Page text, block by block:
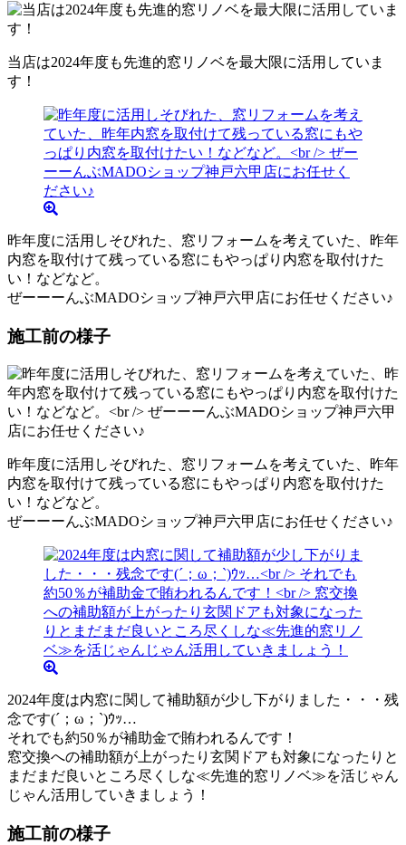
当店は2024年度も先進的窓リノベを最大限に活用していま
す！
昨年度に活用しそびれた、窓リフォームを考えていた、昨年
内窓を取付けて残っている窓にもやっぱり内窓を取付けた
い！などなど。
ぜーーーんぶMADOショップ神戸六甲店にお任せください♪
施工前の様子
昨年度に活用しそびれた、窓リフォームを考えていた、昨年
内窓を取付けて残っている窓にもやっぱり内窓を取付けた
い！などなど。
ぜーーーんぶMADOショップ神戸六甲店にお任せください♪
2024年度は内窓に関して補助額が少し下がりました・・・残
念です(´；ω；`)ｳｯ…
それでも約50％が補助金で賄われるんです！
窓交換への補助額が上がったり玄関ドアも対象になったりと
まだまだ良いところ尽くしな≪先進的窓リノベ≫を活じゃん
じゃん活用していきましょう！
施工前の様子